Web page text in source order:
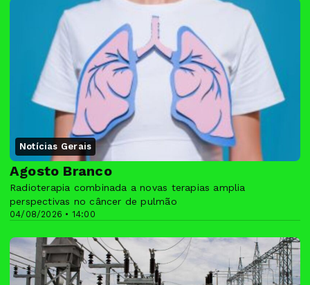
Notícias Gerais
04/08/2026 • 14:00
Agosto Branco
Radioterapia combinada a novas terapias amplia
perspectivas no câncer de pulmão